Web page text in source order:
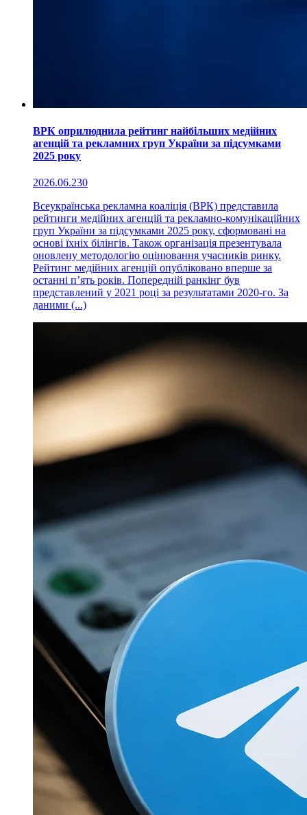
ВРК оприлюднила рейтинг найбільших медійних
агенцій та рекламних груп України за підсумками
2025 року
2026.06.230
Всеукраїнська рекламна коаліція (ВРК) представила
рейтинги медійних агенцій та рекламно-комунікаційних
груп України за підсумками 2025 року, сформовані на
основі їхніх білінгів. Також організація презентувала
оновлену методологію оцінювання учасників ринку.
Рейтинг медійних агенцій опубліковано вперше за
останні п’ять років. Попередній ранкінг був
представлений у 2021 році за результатами 2020-го. За
даними (...)